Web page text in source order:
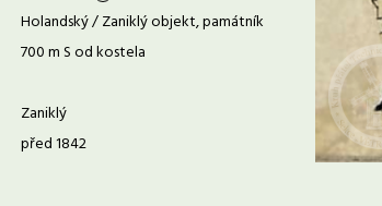
Holandský / Zaniklý objekt, památník
700 m S od kostela
Zaniklý
před 1842